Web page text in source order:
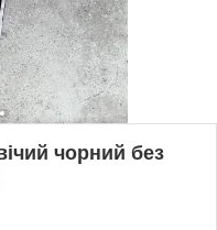
чорний без